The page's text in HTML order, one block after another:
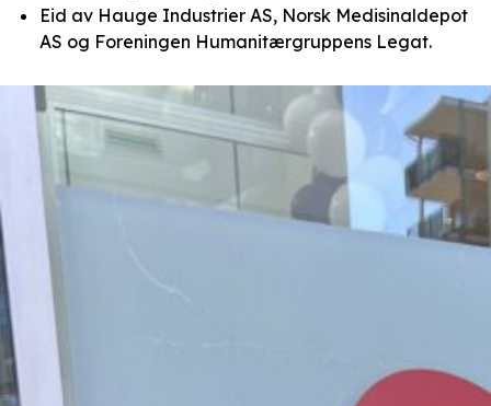
Eid av Hauge Industrier AS, Norsk Medisinaldepot
AS og Foreningen Humanitærgruppens Legat.